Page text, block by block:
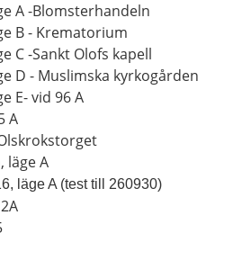
A -Blomsterhandeln
B - Krematorium
C -Sankt Olofs kapell
D - Muslimska kyrkogården
E- vid 96 A
A
läge A
läge A (test till 260930)